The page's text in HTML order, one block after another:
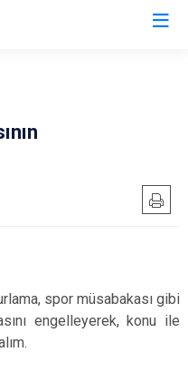
spor müsabakası gibi
engelleyerek, konu ile